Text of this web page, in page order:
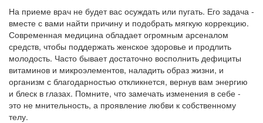
На приеме врач не будет вас осуждать или пугать. Его задача -
вместе с вами найти причину и подобрать мягкую коррекцию.
Современная медицина обладает огромным арсеналом
средств, чтобы поддержать женское здоровье и продлить
молодость. Часто бывает достаточно восполнить дефициты
витаминов и микроэлементов, наладить образ жизни, и
организм с благодарностью откликнется, вернув вам энергию
и блеск в глазах. Помните, что замечать изменения в себе -
это не мнительность, а проявление любви к собственному
телу.